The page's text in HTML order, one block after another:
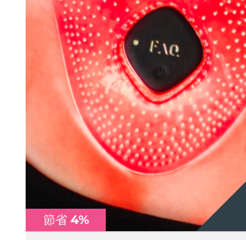
節省 4%